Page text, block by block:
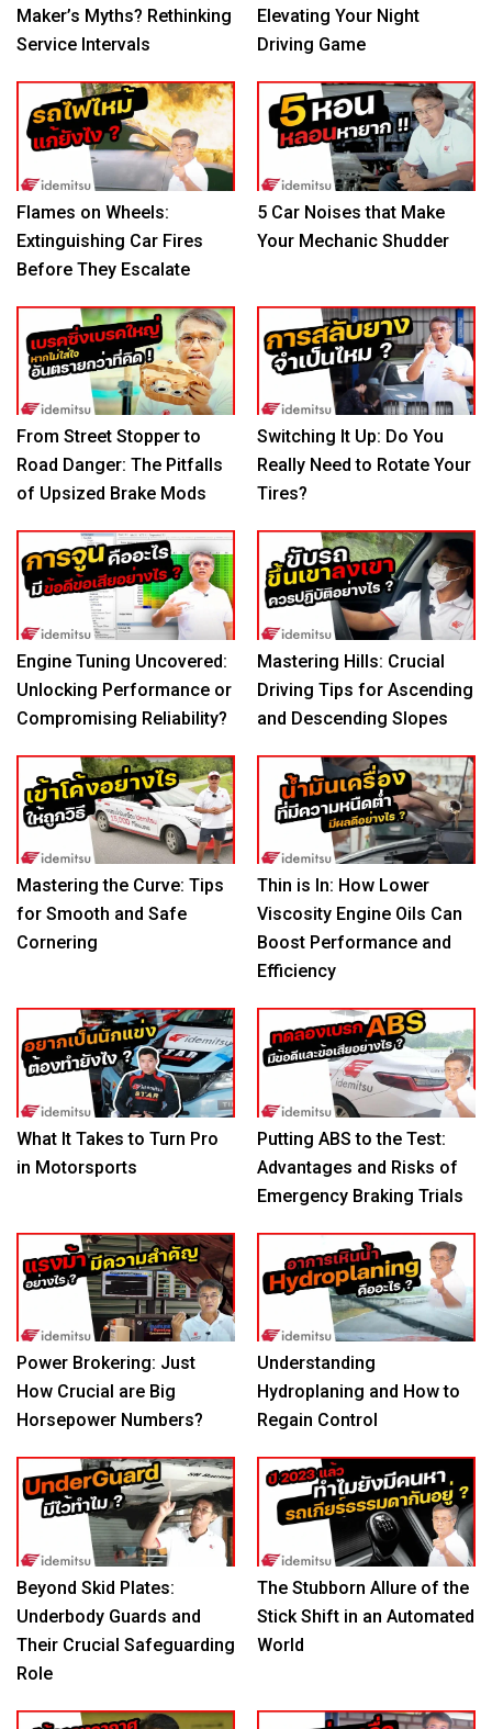
Maker’s Myths? Rethinking
Service Intervals
Elevating Your Night
Driving Game
Flames on Wheels:
Extinguishing Car Fires
Before They Escalate
5 Car Noises that Make
Your Mechanic Shudder
From Street Stopper to
Road Danger: The Pitfalls
of Upsized Brake Mods
Switching It Up: Do You
Really Need to Rotate Your
Tires?
Engine Tuning Uncovered:
Unlocking Performance or
Compromising Reliability?
Mastering Hills: Crucial
Driving Tips for Ascending
and Descending Slopes
Mastering the Curve: Tips
for Smooth and Safe
Cornering
Thin is In: How Lower
Viscosity Engine Oils Can
Boost Performance and
Efficiency
What It Takes to Turn Pro
in Motorsports
Putting ABS to the Test:
Advantages and Risks of
Emergency Braking Trials
Power Brokering: Just
How Crucial are Big
Horsepower Numbers?
Understanding
Hydroplaning and How to
Regain Control
Beyond Skid Plates:
Underbody Guards and
Their Crucial Safeguarding
Role
The Stubborn Allure of the
Stick Shift in an Automated
World